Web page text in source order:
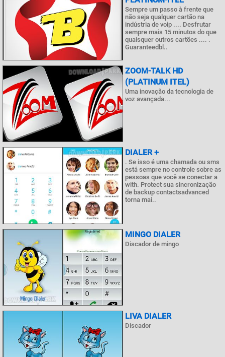
Sempre um passo à frente que
não seja qualquer cartão na
indústria de voip .... Desfrutar
sempre mais 15 minutos do que
quaisquer outros cartões .... .
Guaranteedbl..
ZOOM-TALK HD
(PLATINUM ITEL)
Uma inovação da tecnologia de
voz avançada...
DIALER +
. Se isso é uma chamada ou sms
está sempre no controle sobre as
pessoas que você se conectar a
with. Protect sua sincronização
de backup contactsadvanced
torna mai..
MINGO DIALER
Discador de mingo
LIVA DIALER
Discador